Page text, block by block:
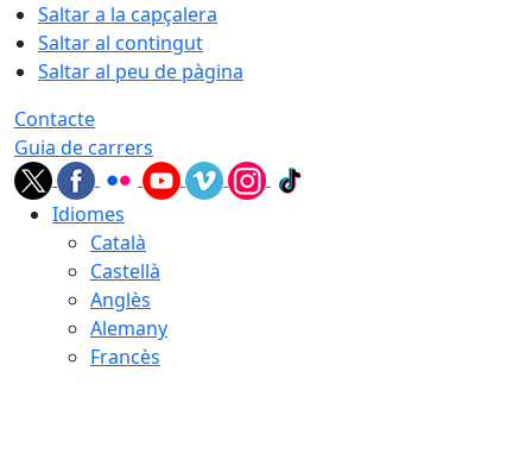
Saltar a la capçalera
Saltar al contingut
Saltar al peu de pàgina
Contacte
Guia de carrers
Idiomes
Català
Castellà
Anglès
Alemany
Francès